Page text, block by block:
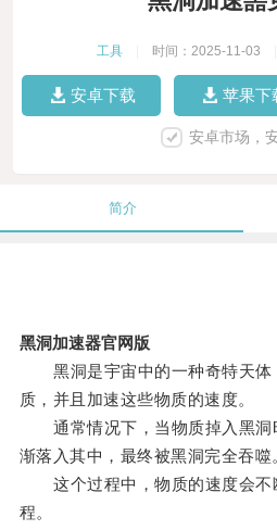
工具 时间：2025-11-03
安卓下载 苹果下
安卓市场，
简介
黑洞加速器官网版
黑洞是宇宙中的一种奇特天体
质，并且加速这些物质的速度。
通常情况下，当物质掉入黑洞
渐落入其中，最终被黑洞完全吞噬
这个过程中，物质的速度会不
程。